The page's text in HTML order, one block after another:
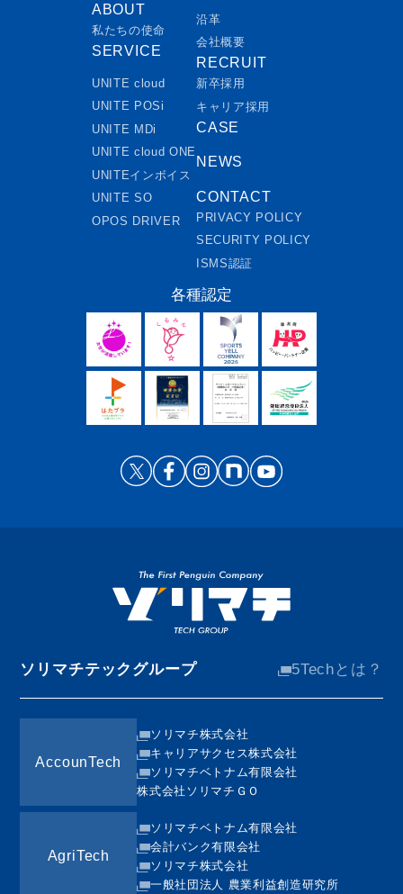
ABOUT
私たちの使命
SERVICE
UNITE cloud
UNITE POSi
UNITE MDi
UNITE cloud ONE
UNITEインボイス
UNITE SO
OPOS DRIVER
沿革
会社概要
RECRUIT
新卒採用
キャリア採用
CASE
NEWS
CONTACT
PRIVACY POLICY
SECURITY POLICY
ISMS認証
各種認定
ソリマチテックグループ 5Techとは？
AccounTech
ソリマチ株式会社
キャリアサクセス株式会社
ソリマチベトナム有限会社
株式会社ソリマチＧＯ
AgriTech
ソリマチベトナム有限会社
会計バンク有限会社
ソリマチ株式会社
一般社団法人 農業利益創造研究所